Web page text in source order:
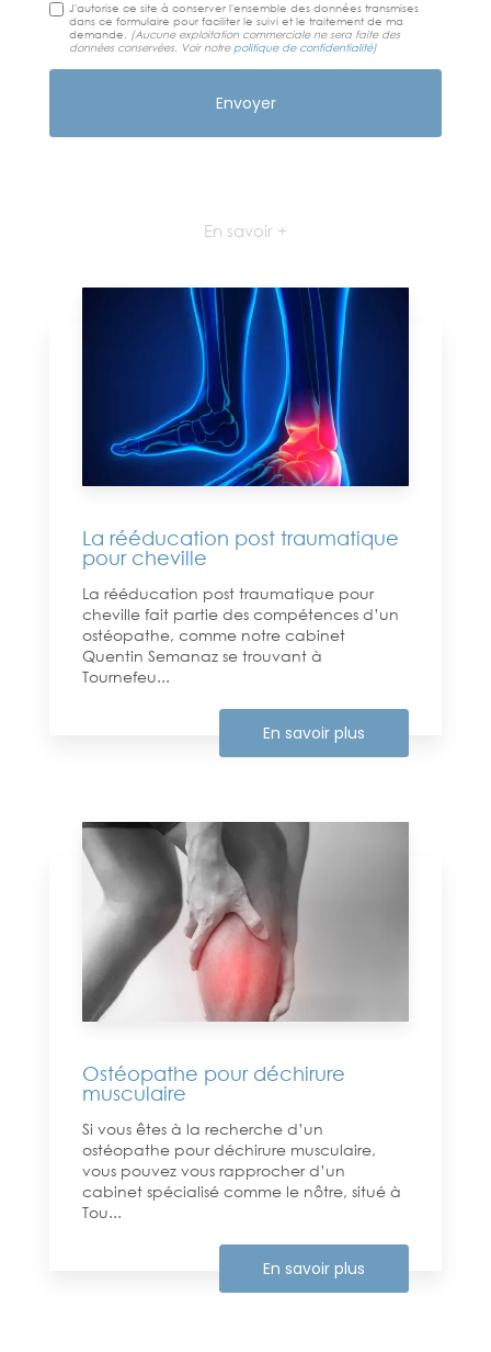
J'autorise ce site à conserver l'ensemble des données transmises
dans ce formulaire pour faciliter le suivi et le traitement de ma
demande. (Aucune exploitation commerciale ne sera faite des
données conservées. Voir notre politique de confidentialité)
En savoir +
La rééducation post traumatique
pour cheville
La rééducation post traumatique pour
cheville fait partie des compétences d’un
ostéopathe, comme notre cabinet
Quentin Semanaz se trouvant à
Tournefeu...
En savoir plus
Ostéopathe pour déchirure
musculaire
Si vous êtes à la recherche d’un
ostéopathe pour déchirure musculaire,
vous pouvez vous rapprocher d’un
cabinet spécialisé comme le nôtre, situé à
Tou...
En savoir plus